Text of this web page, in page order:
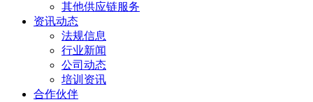
其他供应链服务
资讯动态
法规信息
行业新闻
公司动态
培训资讯
合作伙伴